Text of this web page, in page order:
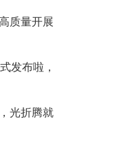
质量开展
发布啦，
光折腾就